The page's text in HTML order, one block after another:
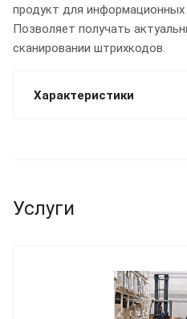
продукт для информационных
Позволяет получать
сканировании штрихкодов.
Характеристики
Услуги